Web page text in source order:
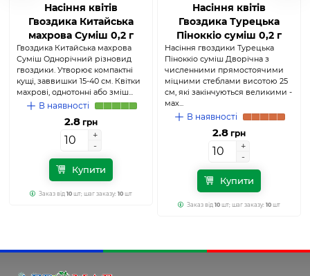
Насіння квітів
Гвоздика Китайська
махрова Суміш 0,2 г
(Агромаг)
Гвоздика Китайська махрова
Суміш Однорічний різновид
гвоздики. Утворює компактні
кущі, заввишки 15-40 см. Квітки
махрові, однотонні або зміш...
В наявності
2.8 грн
+
-
+
-
Купити
Заказ від 10 шт; шаг заказу: 10 шт
Насіння квітів
Гвоздика Турецька
Піноккіо суміш 0,2 г
(Агромаг)
Насіння гвоздики Турецька
Піноккіо суміш Дворічна з
численними прямостоячими
міцними стеблами висотою 25
см, які закінчуються великими -
мах...
В наявності
2.8 грн
+
-
+
-
Купити
Заказ від 10 шт; шаг заказу: 10 шт